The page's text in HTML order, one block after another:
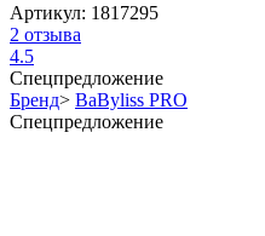
Артикул: 1817295
2 отзыва
4.5
Спецпредложение
Бренд> BaByliss PRO
Спецпредложение